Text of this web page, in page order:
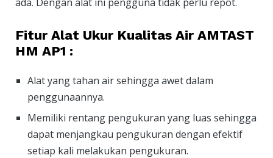
Fitur Alat Ukur Kualitas Air AMTAST
HM AP1 :
Alat yang tahan air sehingga awet dalam
penggunaannya.
Memiliki rentang pengukuran yang luas sehingga
dapat menjangkau pengukuran dengan efektif
setiap kali melakukan pengukuran.